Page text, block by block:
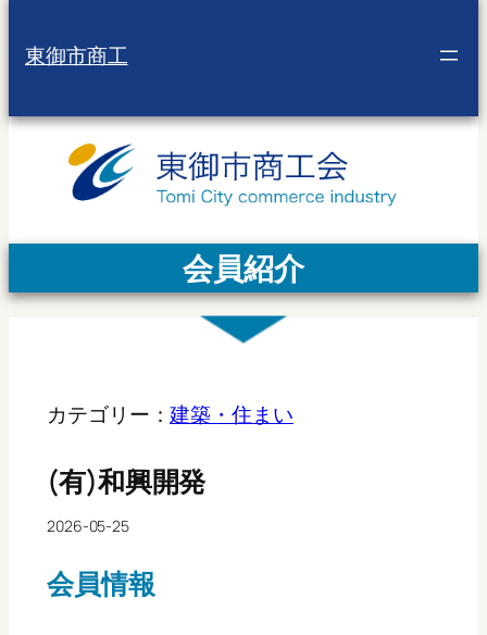
東御市商工
会員紹介
カテゴリー：建築・住まい
(有)和興開発
2026-05-25
会員情報